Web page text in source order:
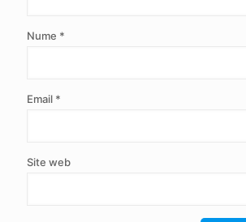
Nume *
Email *
Site web